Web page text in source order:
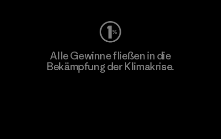
Alle Gewinne fließen in die
Bekämpfung der Klimakrise.